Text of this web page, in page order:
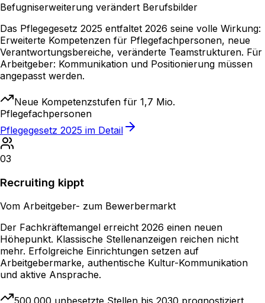
Befugniserweiterung verändert Berufsbilder
Das Pflegegesetz 2025 entfaltet 2026 seine volle Wirkung:
Erweiterte Kompetenzen für Pflegefachpersonen, neue
Verantwortungsbereiche, veränderte Teamstrukturen. Für
Arbeitgeber: Kommunikation und Positionierung müssen
angepasst werden.
Neue Kompetenzstufen für 1,7 Mio.
Pflegefachpersonen
Pflegegesetz 2025 im Detail
03
Recruiting kippt
Vom Arbeitgeber- zum Bewerbermarkt
Der Fachkräftemangel erreicht 2026 einen neuen
Höhepunkt. Klassische Stellenanzeigen reichen nicht
mehr. Erfolgreiche Einrichtungen setzen auf
Arbeitgebermarke, authentische Kultur-Kommunikation
und aktive Ansprache.